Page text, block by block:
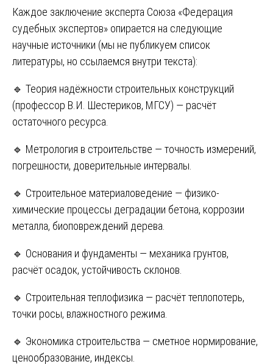
Каждое заключение эксперта Союза «Федерация
судебных экспертов» опирается на следующие
научные источники (мы не публикуем список
литературы, но ссылаемся внутри текста):
🔹 Теория надёжности строительных конструкций
(профессор В.И. Шестериков, МГСУ) — расчёт
остаточного ресурса.
🔹 Метрология в строительстве — точность измерений,
погрешности, доверительные интервалы.
🔹 Строительное материаловедение — физико-
химические процессы деградации бетона, коррозии
металла, биоповреждений дерева.
🔹 Основания и фундаменты — механика грунтов,
расчёт осадок, устойчивость склонов.
🔹 Строительная теплофизика — расчёт теплопотерь,
точки росы, влажностного режима.
🔹 Экономика строительства — сметное нормирование,
ценообразование, индексы.